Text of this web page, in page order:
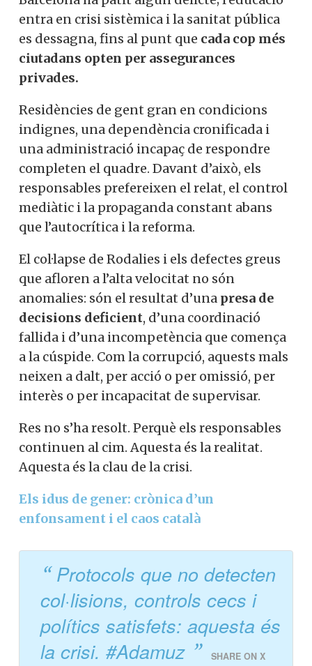
entra en crisi sistèmica i la sanitat pública
es dessagna, fins al punt que cada cop més
ciutadans opten per assegurances
privades.
Residències de gent gran en condicions
indignes, una dependència cronificada i
una administració incapaç de respondre
completen el quadre. Davant d’això, els
responsables prefereixen el relat, el control
mediàtic i la propaganda constant abans
que l’autocrítica i la reforma.
El col·lapse de Rodalies i els defectes greus
que afloren a l’alta velocitat no són
anomalies: són el resultat d’una presa de
decisions deficient, d’una coordinació
fallida i d’una incompetència que comença
a la cúspide. Com la corrupció, aquests mals
neixen a dalt, per acció o per omissió, per
interès o per incapacitat de supervisar.
Res no s’ha resolt. Perquè els responsables
continuen al cim. Aquesta és la realitat.
Aquesta és la clau de la crisi.
Els idus de gener: crònica d’un
enfonsament i el caos català
Protocols que no detecten
col·lisions, controls cecs i
polítics satisfets: aquesta és
la crisi. #Adamuz
SHARE ON X